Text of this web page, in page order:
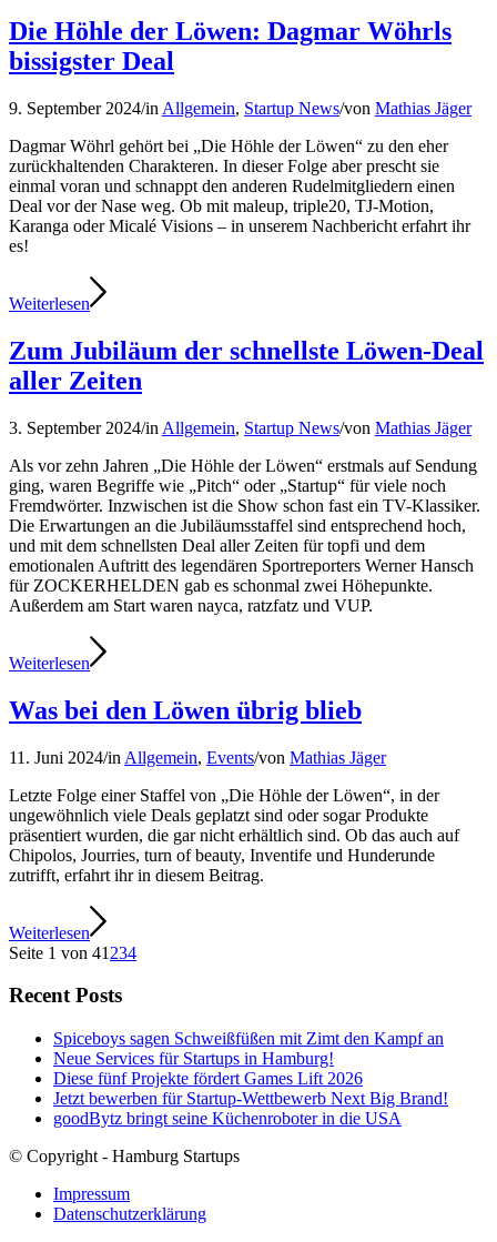
Die Höhle der Löwen: Dagmar Wöhrls
bissigster Deal
9. September 2024/in Allgemein, Startup News/von Mathias Jäger
Dagmar Wöhrl gehört bei „Die Höhle der Löwen“ zu den eher
zurückhaltenden Charakteren. In dieser Folge aber prescht sie
einmal voran und schnappt den anderen Rudelmitgliedern einen
Deal vor der Nase weg. Ob mit maleup, triple20, TJ-Motion,
Karanga oder Micalé Visions – in unserem Nachbericht erfahrt ihr
es!
Weiterlesen
Zum Jubiläum der schnellste Löwen-Deal
aller Zeiten
3. September 2024/in Allgemein, Startup News/von Mathias Jäger
Als vor zehn Jahren „Die Höhle der Löwen“ erstmals auf Sendung
ging, waren Begriffe wie „Pitch“ oder „Startup“ für viele noch
Fremdwörter. Inzwischen ist die Show schon fast ein TV-Klassiker.
Die Erwartungen an die Jubiläumsstaffel sind entsprechend hoch,
und mit dem schnellsten Deal aller Zeiten für topfi und dem
emotionalen Auftritt des legendären Sportreporters Werner Hansch
für ZOCKERHELDEN gab es schonmal zwei Höhepunkte.
Außerdem am Start waren nayca, ratzfatz und VUP.
Weiterlesen
Was bei den Löwen übrig blieb
11. Juni 2024/in Allgemein, Events/von Mathias Jäger
Letzte Folge einer Staffel von „Die Höhle der Löwen“, in der
ungewöhnlich viele Deals geplatzt sind oder sogar Produkte
präsentiert wurden, die gar nicht erhältlich sind. Ob das auch auf
Chipolos, Jourries, turn of beauty, Inventife und Hunderunde
zutrifft, erfahrt ihr in diesem Beitrag.
Weiterlesen
Seite 1 von 41 234
Recent Posts
Spiceboys sagen Schweißfüßen mit Zimt den Kampf an
Neue Services für Startups in Hamburg!
Diese fünf Projekte fördert Games Lift 2026
Jetzt bewerben für Startup-Wettbewerb Next Big Brand!
goodBytz bringt seine Küchenroboter in die USA
© Copyright - Hamburg Startups
Impressum
Datenschutzerklärung